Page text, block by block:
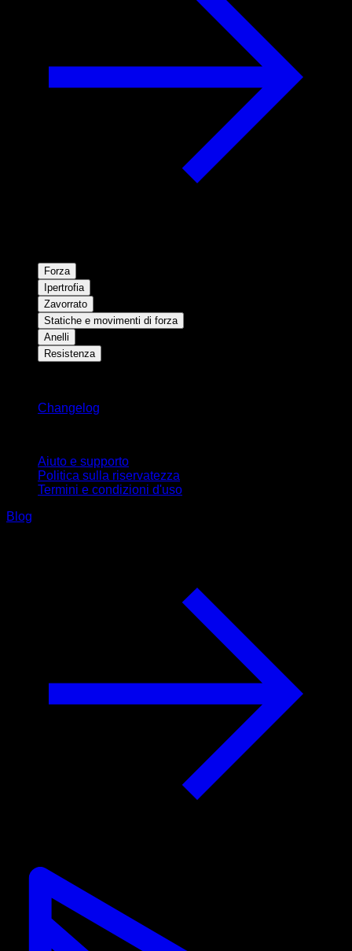
Forza
Ipertrofia
Zavorrato
Statiche e movimenti di forza
Anelli
Resistenza
Changelog
Aiuto e supporto
Politica sulla riservatezza
Termini e condizioni d'uso
Blog